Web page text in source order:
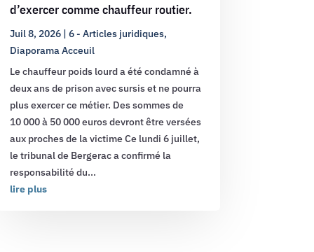
d’exercer comme chauffeur routier.
Juil 8, 2026| 6 - Articles juridiques,
Diaporama Acceuil
Le chauffeur poids lourd a été condamné à
deux ans de prison avec sursis et ne pourra
plus exercer ce métier. Des sommes de
10 000 à 50 000 euros devront être versées
aux proches de la victime Ce lundi 6 juillet,
le tribunal de Bergerac a confirmé la
responsabilité du...
lire plus